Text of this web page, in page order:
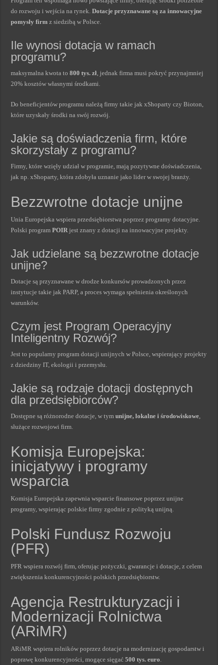
do rozwoju i wejścia na rynek.Dotacje przyznawane są za innowacyjne
pomysły firm z siedzibą w Polsce.
Ile wynosi dotacja w ramach
programu?
maksymalna kwota to800 tys. zł, jednak firma musi pokryć przynajmniej
20% kosztów własnymi środkami.
Do beneficjentów programu należą firmy takie jak xShoparty czy Bioton,
które uzyskały środki na swój rozwój.
Jakie są doświadczenia firm, które
skorzystały z programu?
Firmy, które wzięły udział w programie, mają pozytywne doświadczenia,
jak np. xShoparty, która zdobyła uznanie jako lider w swojej branży.
Bezzwrotne dotacje unijne
Unia Europejska wspiera przedsiębiorstwa poprzez programy dotacyjne.
Polski programPOIRjest znany z dotacji na innowacyjne projekty.
Jak udzielane są bezzwrotne dotacje
unijne?
Dotacje są przyznawane w drodze konkursów prowadzonych przez
instytucje takie jak PARP, a proces wymaga spełnienia określonych
warunków.
Czym jest Program Operacyjny
Inteligentny Rozwój?
Jest to popularny program dotacji unijnych w Polsce, wspierający projekty
z dziedziny IT, ekologii i przemysłu.
Jakie są rodzaje dotacji dostępnych
dla przedsiębiorców?
Dostępne są różnorodne dotacje, w tymunijne, lokalne i środowiskowe,
służące rozwojowi firm.
Komisja Europejska:
inicjatywy i programy
wsparcia
Komisja Europejska zapewnia wsparcie finansowe poprzez unijne
programy, wspierając polskie firmy zgodnie z polityką unijną.
Polski Fundusz Rozwoju
(PFR)
PFR wspiera rozwój firm, oferując pożyczki, gwarancje i dotacje, z celem
zwiększenia konkurencyjności polskich przedsiębiorstw.
Agencja Restrukturyzacji i
Modernizacji Rolnictwa
(ARiMR)
ARiMR wspiera rolników poprzez dotacje na modernizację gospodarstw i
poprawę konkurencyjności, mogące sięgać500 tys. euro.